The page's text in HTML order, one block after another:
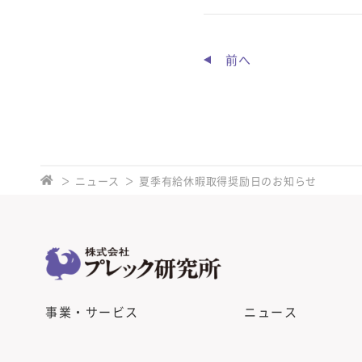
前へ
ニュース 夏季有給休暇取得奨励日のお知らせ
事業・サービス ニュース